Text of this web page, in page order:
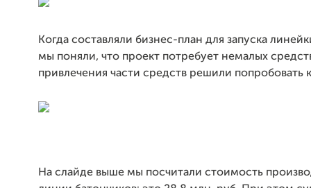
Когда составляли бизнес-план для запуска
мы поняли, что проект потребует немалых
привлечения части средств решили попробовать
На слайде выше мы посчитали стоимость